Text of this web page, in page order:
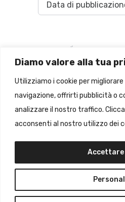
Diamo valore alla tua
Utilizziamo i cookie per
navigazione, offrirti pubblicità o
analizzare il nostro traffico.
acconsenti al nostro utilizzo dei
Data di
Questa